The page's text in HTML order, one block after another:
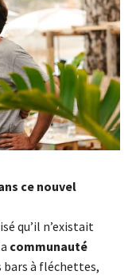
ce nouvel
qu’il n’existait
communauté
bars à fléchettes,